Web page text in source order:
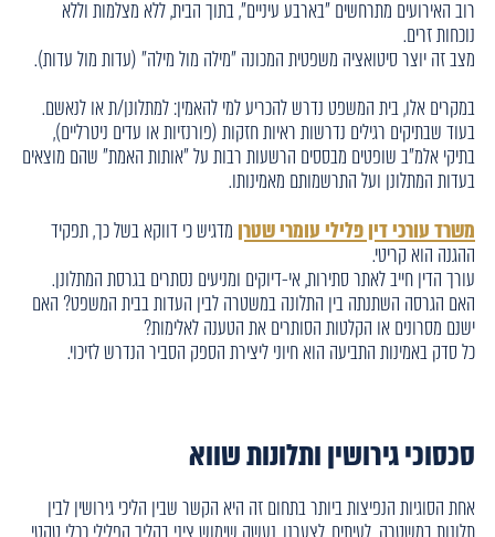
רוב האירועים מתרחשים "בארבע עיניים", בתוך הבית, ללא מצלמות וללא
נוכחות זרים.
מצב זה יוצר סיטואציה משפטית המכונה "מילה מול מילה" (עדות מול עדות).
במקרים אלו, בית המשפט נדרש להכריע למי להאמין: למתלונן/ת או לנאשם.
בעוד שבתיקים רגילים נדרשות ראיות חזקות (פורנזיות או עדים ניטרליים),
בתיקי אלמ"ב שופטים מבססים הרשעות רבות על "אותות האמת" שהם מוצאים
בעדות המתלונן ועל התרשמותם מאמינותו.
משרד עורכי דין פלילי עומרי שטרן מדגיש כי דווקא בשל כך, תפקיד
ההגנה הוא קריטי.
עורך הדין חייב לאתר סתירות, אי-דיוקים ומניעים נסתרים בגרסת המתלונן.
האם הגרסה השתנתה בין התלונה במשטרה לבין העדות בבית המשפט? האם
ישנם מסרונים או הקלטות הסותרים את הטענה לאלימות?
כל סדק באמינות התביעה הוא חיוני ליצירת הספק הסביר הנדרש לזיכוי.
סכסוכי גירושין ותלונות שווא
אחת הסוגיות הנפיצות ביותר בתחום זה היא הקשר שבין הליכי גירושין לבין